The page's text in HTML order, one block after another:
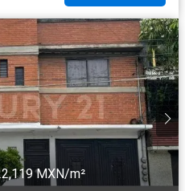
MXN/m²